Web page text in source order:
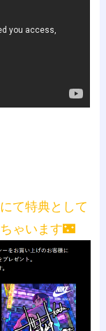
て特典として
ゃいます🌃